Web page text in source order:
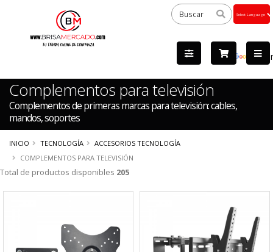
by
Complementos para televisión
Complementos de primeras marcas para televisión: cables,
mandos, soportes
INICIO TECNOLOGÍA
ACCESORIOS TECNOLOGÍA
COMPLEMENTOS PARA TELEVISIÓN
Total de productos disponibles 205